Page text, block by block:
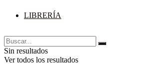
LIBRERÍA
Sin resultados
Ver todos los resultados